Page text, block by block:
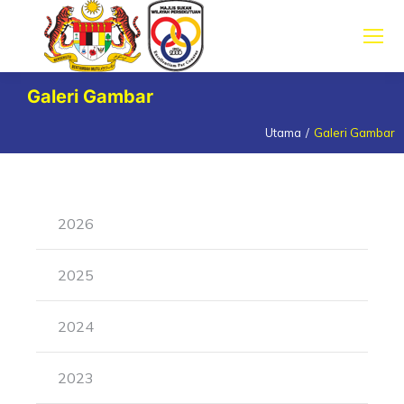
Galeri Gambar
Utama Galeri Gambar
2026
2025
2024
2023